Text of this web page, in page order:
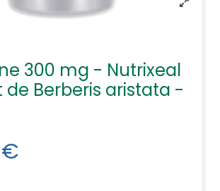
300 mg - Nutrixeal
de Berberis aristata -